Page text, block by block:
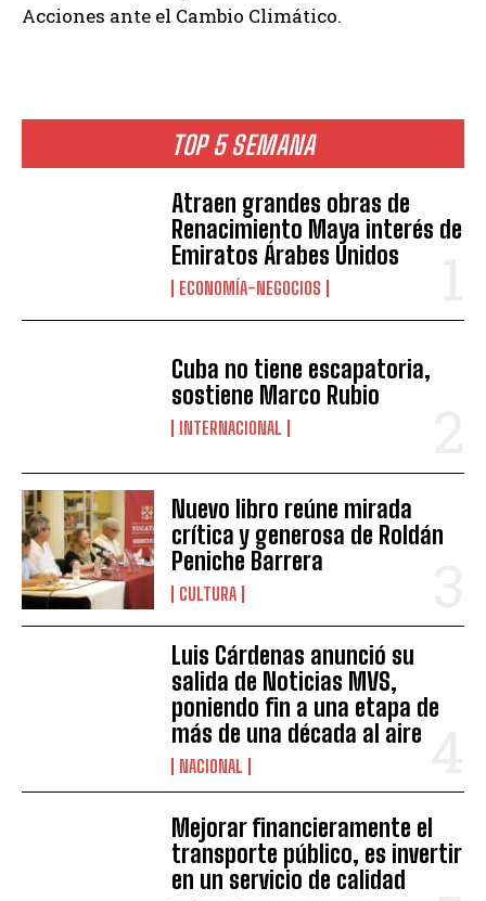
TOP 5 SEMANA
Atraen grandes obras de
Renacimiento Maya interés de
Emiratos Árabes Unidos
ECONOMÍA-NEGOCIOS
Cuba no tiene escapatoria,
sostiene Marco Rubio
INTERNACIONAL
Nuevo libro reúne mirada
crítica y generosa de Roldán
Peniche Barrera
CULTURA
Luis Cárdenas anunció su
salida de Noticias MVS,
poniendo fin a una etapa de
más de una década al aire
NACIONAL
Mejorar financieramente el
transporte público, es invertir
en un servicio de calidad
Acciones ante el Cambio Climático.